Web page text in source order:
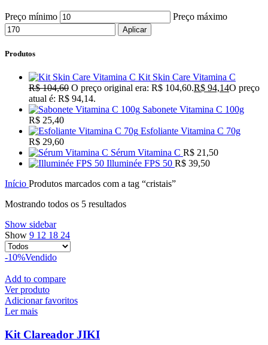
Preço mínimo Preço máximo
Aplicar
Produtos
Kit Skin Care Vitamina C
R$104,60 O preço original era: R$ 104,60.R$ 94,14O preço
atual é: R$ 94,14.
Sabonete Vitamina C 100g
R$ 25,40
Esfoliante Vitamina C 70g
R$ 29,60
Sérum Vitamina C R$ 21,50
Illuminée FPS 50 R$ 39,50
Início Produtos marcados com a tag “cristais”
Mostrando todos os 5 resultados
Show sidebar
Show 9 12 18 24
-10%Vendido
Add to compare
Ver produto
Adicionar favoritos
Ler mais
Kit Clareador JIKI